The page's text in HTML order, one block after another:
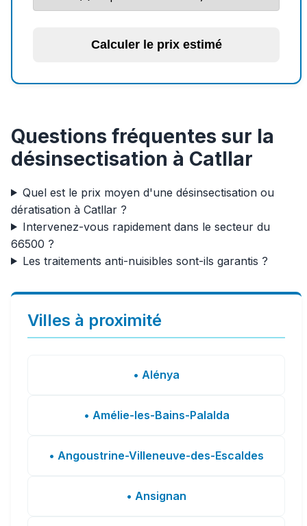
Calculer le prix estimé
Questions fréquentes sur la
désinsectisation à Catllar
Quel est le prix moyen d'une désinsectisation ou
dératisation à Catllar ?
Intervenez-vous rapidement dans le secteur du
66500 ?
Les traitements anti-nuisibles sont-ils garantis ?
Villes à proximité
• Alénya
• Amélie-les-Bains-Palalda
• Angoustrine-Villeneuve-des-Escaldes
• Ansignan